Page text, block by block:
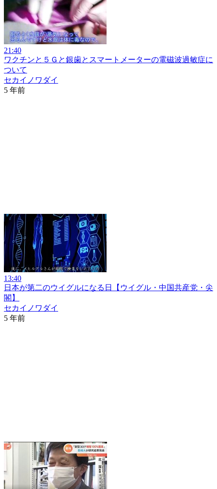
21:40
ワクチンと５Ｇと銀歯とスマートメーターの電磁波過敏症に
ついて
セカイノワダイ
5 年前
13:40
日本が第二のウイグルになる日【ウイグル・中国共産党・尖
閣】
セカイノワダイ
5 年前